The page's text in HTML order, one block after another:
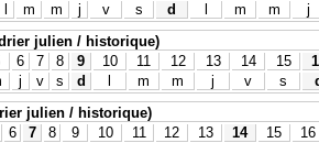
m m j v s d m m
j
julien / historique)
6 7 8 9 10 11 12 13 14 15
j v s d m m j v s
julien / historique)
6 7 8 9 10 11 12 13 14 15
16